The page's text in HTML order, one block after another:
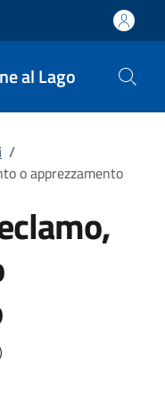
al Lago
/
o apprezzamento
)